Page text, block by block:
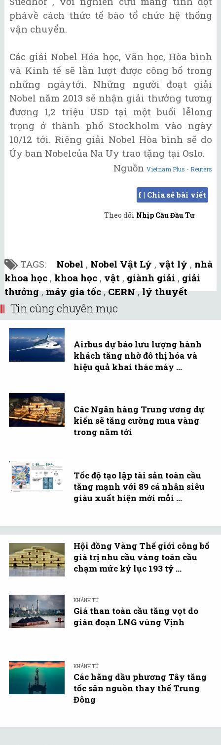
phávề cách thức tế bào tổ chức hệ thống
vận chuyển.
Các giải Nobel Hóa học, Văn học, Hòa bình
và Kinh tế sẽ lần lượt được công bố trong
những ngàytới. Những người đoạt giải
Nobel năm 2013 sẽ nhận giải thưởng tương
đương 1,2 triệu USD tại một buổi lễlong
trọng ở thành phố Stockholm vào ngày
10/12 tới. Riêng giải Nobel Hòa bình sẽ do
Ủy ban Nobelcủa Na Uy trao tặng tại Oslo.
Nguồn Vietnam Plus - Reuters
f | Chia sẻ bài viết
Theo dõi Nhịp Cầu Đầu Tư
TAGS: Nobel , Nobel Vật Lý , vật lý , nhà
khoa học , khoa học , vật , giành giải , giải
thưởng,máy gia tốc,CERN,lý thuyết
Tin cùng chuyên mục
Airbus dự báo lưu lượng hành
khách tăng nhờ đô thị hóa và
hiệu quả khai thác máy ...
Các Ngân hàng Trung ương dự
kiến sẽ tăng cường mua vàng
trong năm tới
Tốc độ tạo lập tài sản toàn cầu
tăng mạnh với 89 cá nhân siêu
giàu xuất hiện mới mỗi ...
Hội đồng Vàng Thế giới công bố
giá trị nhu cầu vàng toàn cầu
chạm mức kỷ lục 193 tỷ ...
KHÁNH TÚ
Giá than toàn cầu tăng vọt do
gián đoạn LNG vùng Vịnh
KHÁNH TÚ
Các hãng dầu phương Tây tăng
tốc săn nguồn thay thế Trung
Đông